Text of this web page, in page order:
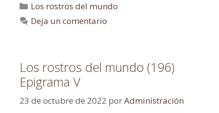
Los rostros del mundo
Deja un comentario
Los rostros del mundo (196)
Epigrama V
23 de octubre de 2022 porAdministración